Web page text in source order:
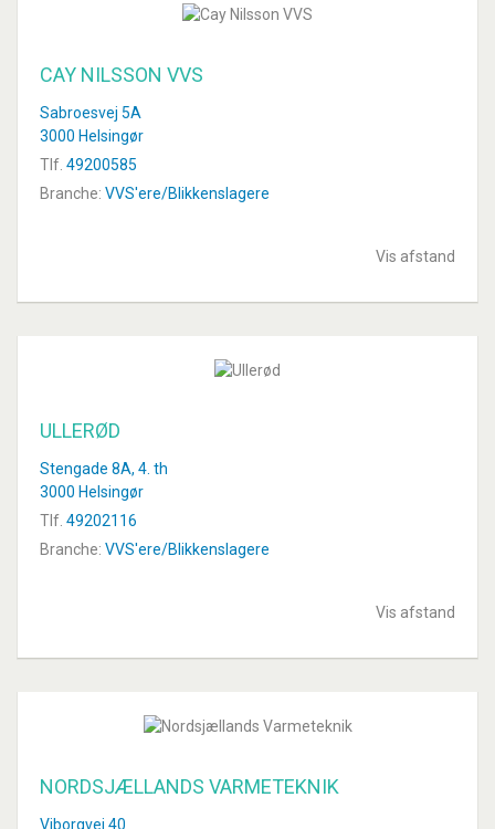
CAY NILSSON VVS
Sabroesvej 5A
3000 Helsingør
Tlf. 49200585
Branche: VVS'ere/Blikkenslagere
Vis afstand
ULLERØD
Stengade 8A, 4. th
3000 Helsingør
Tlf. 49202116
Branche: VVS'ere/Blikkenslagere
Vis afstand
NORDSJÆLLANDS VARMETEKNIK
Viborgvej 40